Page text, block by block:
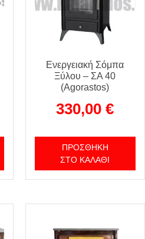
Ενεργειακή Σόμπα
Ξύλου – ΣΑ 40
(Agorastos)
330,00€
ΠΡΟΣΘΉΚΗ
ΣΤΟ ΚΑΛΆΘΙ